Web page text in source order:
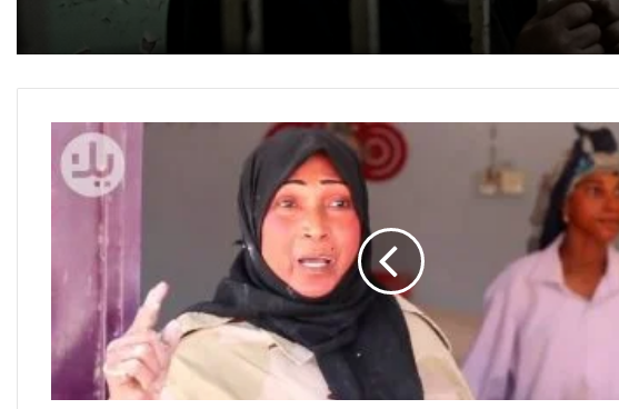
حضانة الاطفال بين النص القانوني
والمصلحة الانسانية
خطأ مهني في الموقع الرسمي لـ
مجلس القضاء الأعلى”سردية تُضعف
الضحية وتفتح باب التبرير للجريمة”